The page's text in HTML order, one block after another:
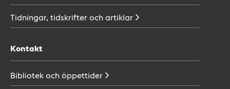
Tidningar, tidskrifter ochartiklar
Kontakt
Bibliotek ochöppettider